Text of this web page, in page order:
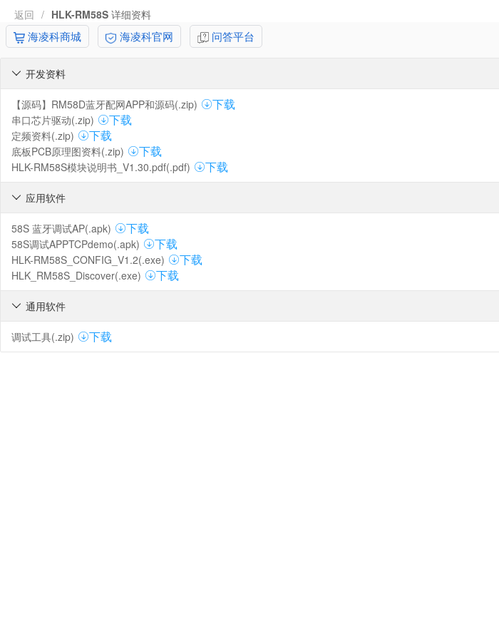
返回 / HLK-RM58S 详细资料
海凌科商城 海凌科官网 问答平台
开发资料

【源码】RM58D蓝牙配网APP和源码(.zip) 下载
串口芯片驱动(.zip) 下载
定频资料(.zip) 下载
底板PCB原理图资料(.zip) 下载
HLK-RM58S模块说明书_V1.30.pdf(.pdf) 下载
应用软件

58S 蓝牙调试AP(.apk) 下载
58S调试APPTCPdemo(.apk) 下载
HLK-RM58S_CONFIG_V1.2(.exe) 下载
HLK_RM58S_Discover(.exe) 下载
通用软件

调试工具(.zip) 下载